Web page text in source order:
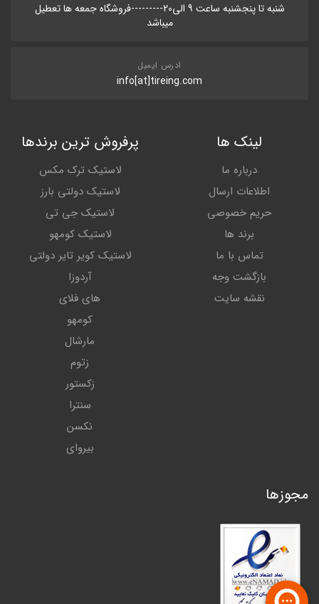
شنبه تا پنجشنبه ساعت 9 الی20---------فروشگاه جمعه ها تعطیل
میباشد
ادرس ایمیل
info[at]tireing.com
لینک ها
درباره ما
اطلاعات ارسال
حریم خصوصی
برند ها
تماس با ما
بازگشت وجه
نقشه سایت
پرفروش ترین برندها
لاستیک ترک مکس
لاستیک دولتی بارز
لاستیک جی تی
لاستیک کومهو
لاستیک کویر تایر دولتی
آردوزا
های فلای
کومهو
مارشال
زتوم
زکستور
سنترا
نکسن
بیروای
مجوزها